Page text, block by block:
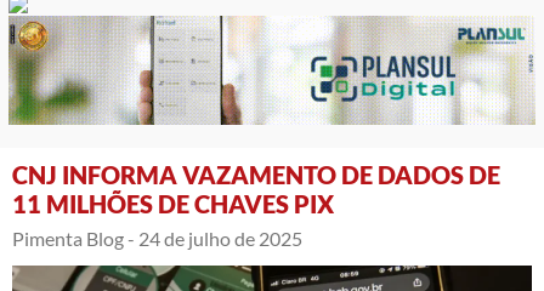
CNJ INFORMA VAZAMENTO DE DADOS DE
11 MILHÕES DE CHAVES PIX
Pimenta Blog - 24 de julho de 2025